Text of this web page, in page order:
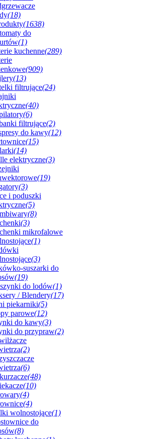
(18)
(1638)
do
(1)
kuchenne(289)
(909)
(13)
filtrujące(24)
(40)
(6)
filtrujące(2)
do kawy(12)
(15)
(14)
elektryczne(3)
(19)
(3)
i poduszki
(5)
(8)
(3)
mikrofalowe
(1)
(3)
suszarki do
(19)
do lodów(1)
/ Blendery(17)
piekarniki(5)
parowe(12)
do kawy(3)
do przypraw(2)
(2)
(6)
(48)
(10)
(4)
(4)
wolnostojące(1)
do
(8)